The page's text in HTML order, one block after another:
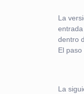
La
dentro
El
La